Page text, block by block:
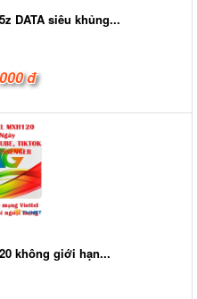
DATA siêu khủng...
đ
không giới hạn...